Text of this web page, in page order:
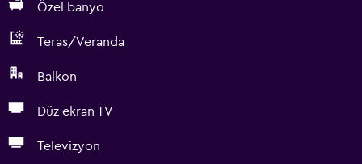
Özel banyo
Teras/Veranda
Balkon
Düz ekran TV
Televizyon